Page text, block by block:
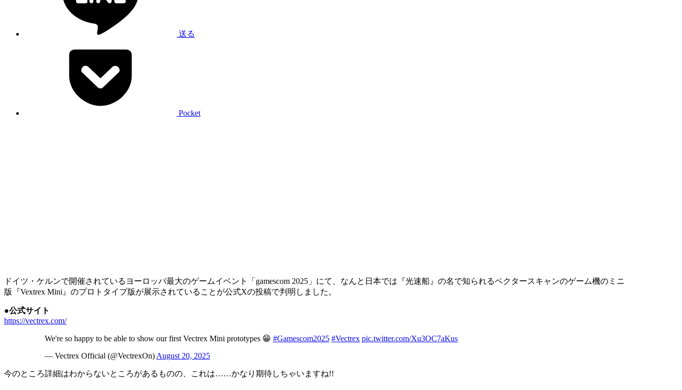
送る
Pocket
ドイツ・ケルンで開催されているヨーロッパ最大のゲームイベント「gamescom 2025」にて、なんと日本では『光速船』の名で知られるベクタースキャンのゲーム機のミニ
版『Vextrex Mini』のプロトタイプ版が展示されていることが公式Xの投稿で判明しました。
●公式サイト
https://vectrex.com/
We're so happy to be able to show our first Vectrex Mini prototypes 😁 #Gamescom2025 #Vectrex pic.twitter.com/Xu3OC7aKus
— Vectrex Official (@VectrexOn) August 20, 2025
今のところ詳細はわからないところがあるものの、これは……かなり期待しちゃいますね!!